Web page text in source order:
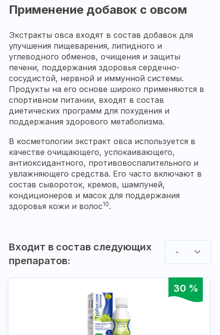
Применение добавок с овсом
Экстракты овса входят в состав добавок для
улучшения пищеварения, липидного и
углеводного обменов, очищения и защиты
печени, поддержания здоровья сердечно-
сосудистой, нервной и иммунной системы.
Продукты на его основе широко применяются в
спортивном питании, входят в состав
диетических программ для похудения и
поддержания здорового метаболизма.
В косметологии экстракт овса используется в
качестве очищающего, успокаивающего,
антиоксидантного, противовоспалительного и
увлажняющего средства. Его часто включают в
состав сывороток, кремов, шампуней,
кондиционеров и масок для поддержания
здоровья кожи и волос10.
Входит в состав следующих
препаратов:
-
30 %